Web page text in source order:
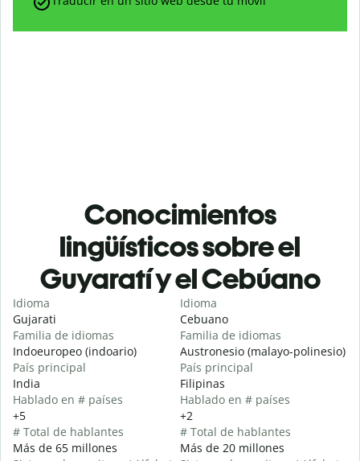
Conocimientos
lingüísticos sobre el
Guyaratí y el Cebúano
Idioma
Gujarati
Familia de idiomas
Indoeuropeo (indoario)
País principal
India
Hablado en # países
+5
# Total de hablantes
Más de 65 millones
Idioma
Cebuano
Familia de idiomas
Austronesio (malayo-polinesio)
País principal
Filipinas
Hablado en # países
+2
# Total de hablantes
Más de 20 millones